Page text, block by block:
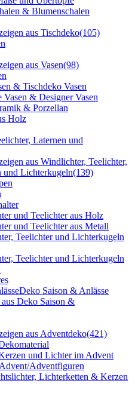
& Blumenschalen
aus Tischdeko(105)
aus Vasen(98)
& Tischdeko Vasen
Vasen & Designer Vasen
& Porzellan
Holz
Laternen und
aus Windlichter, Teelichter,
und Lichterkugeln(139)
und Teelichter aus Holz
und Teelichter aus Metall
Teelichter und Lichterkugeln
Teelichter und Lichterkugeln
Deko Saison & Anlässe
Deko Saison &
aus Adventdeko(421)
und Lichter im Advent
Adventfiguren
Lichterketten & Kerzen